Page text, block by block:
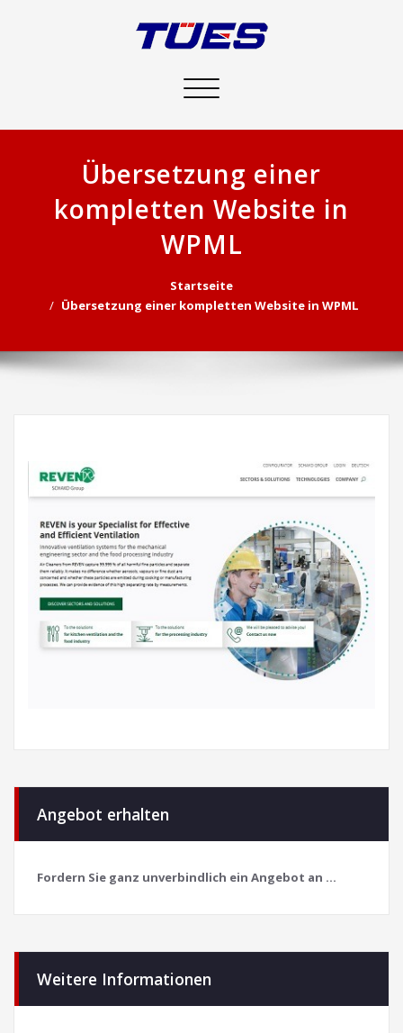
Schalte
Übersetzung einer
kompletten Website in
WPML
Startseite
Übersetzung einer kompletten Website in WPML
Angebot erhalten
Fordern Sie ganz unverbindlich ein Angebot an ...
Weitere Informationen